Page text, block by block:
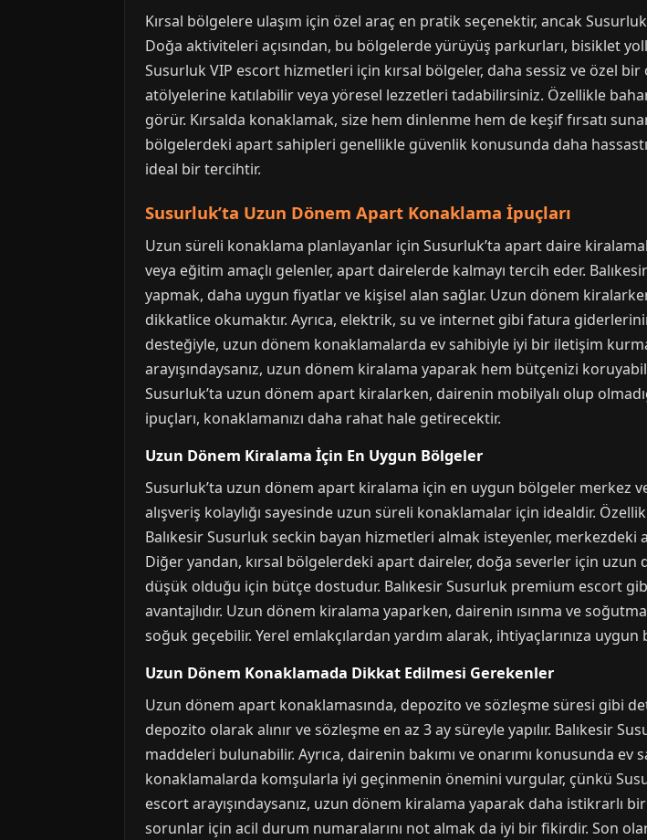
Kırsal bölgelere ulaşım için özel araç en pratik seçenektir, ancak
Doğa aktiviteleri açısından, bu bölgelerde yürüyüş parkurları, bisiklet
Susurluk VIP escort hizmetleri için kırsal bölgeler, daha sessiz ve özel
atölyelerine katılabilir veya yöresel lezzetleri tadabilirsiniz. Özellikle
görür. Kırsalda konaklamak, size hem dinlenme hem de keşif fırsatı
bölgelerdeki apart sahipleri genellikle güvenlik konusunda daha
ideal bir tercihtir.
Susurluk’ta Uzun Dönem Apart Konaklama İpuçları
Uzun süreli konaklama planlayanlar için Susurluk’ta apart daire
veya eğitim amaçlı gelenler, apart dairelerde kalmayı tercih eder.
yapmak, daha uygun fiyatlar ve kişisel alan sağlar. Uzun dönem
dikkatlice okumaktır. Ayrıca, elektrik, su ve internet gibi fatura
desteğiyle, uzun dönem konaklamalarda ev sahibiyle iyi bir iletişim
arayışındaysanız, uzun dönem kiralama yaparak hem bütçenizi
Susurluk’ta uzun dönem apart kiralarken, dairenin mobilyalı olup
ipuçları, konaklamanızı daha rahat hale getirecektir.
Uzun Dönem Kiralama İçin En Uygun Bölgeler
Susurluk’ta uzun dönem apart kiralama için en uygun bölgeler merkez
alışveriş kolaylığı sayesinde uzun süreli konaklamalar için idealdir.
Balıkesir Susurluk seckin bayan hizmetleri almak isteyenler,
Diğer yandan, kırsal bölgelerdeki apart daireler, doğa severler için
düşük olduğu için bütçe dostudur. Balıkesir Susurluk premium escort
avantajlıdır. Uzun dönem kiralama yaparken, dairenin ısınma ve
soğuk geçebilir. Yerel emlakçılardan yardım alarak, ihtiyaçlarınıza
Uzun Dönem Konaklamada Dikkat Edilmesi Gerekenler
Uzun dönem apart konaklamasında, depozito ve sözleşme süresi gibi
depozito olarak alınır ve sözleşme en az 3 ay süreyle yapılır. Balıkesir
maddeleri bulunabilir. Ayrıca, dairenin bakımı ve onarımı konusunda
konaklamalarda komşularla iyi geçinmenin önemini vurgular, çünkü
escort arayışındaysanız, uzun dönem kiralama yaparak daha istikrarlı
sorunlar için acil durum numaralarını not almak da iyi bir fikirdir. Son